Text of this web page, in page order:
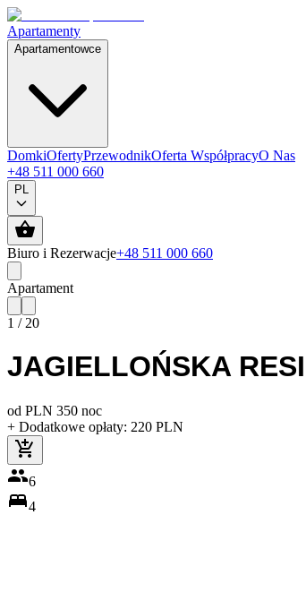
Apartamenty
Apartamentowce
DomkiOfertyPrzewodnikOferta WspółpracyO Nas
+48 511 000 660
PL
Biuro i Rezerwacje+48 511 000 660
Apartament
1 / 20
JAGIELLOŃSKA
od PLN 350 noc
+ Dodatkowe opłaty: 220 PLN
6
4